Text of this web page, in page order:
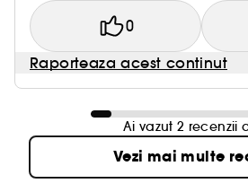
0
Raporteaza acest continut
Ai vazut 2 recenzii
Vezi mai multe